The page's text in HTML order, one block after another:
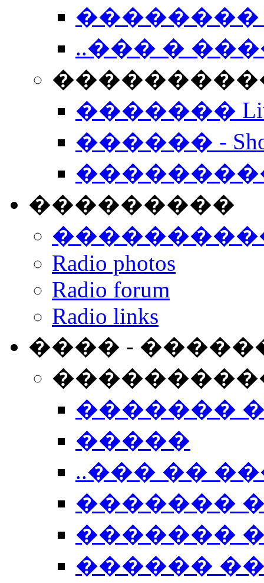
��������
..��� �
����������
�������
������ -
���������
Radio photos
Radio forum
Radio links
���� -
�������
�����
..��� ��
�������
�������
������